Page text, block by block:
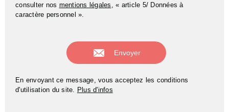
consulter nos mentions légales , « article 5/ Données à
caractère personnel ».
En envoyant ce message, vous acceptez les conditions
d'utilisation du site. Plus d'infos